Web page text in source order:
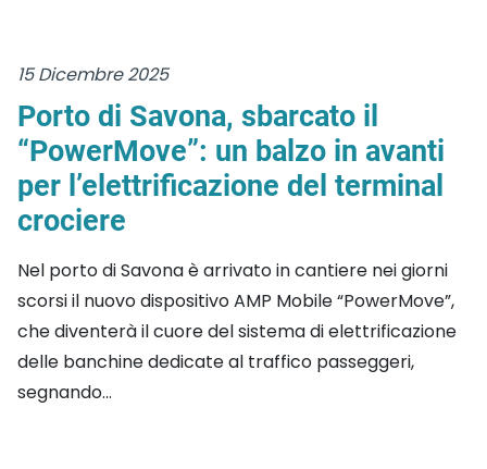
15 Dicembre 2025
Porto di Savona, sbarcato il
“PowerMove”: un balzo in avanti
per l’elettrificazione del terminal
crociere
Nel porto di Savona è arrivato in cantiere nei giorni
scorsi il nuovo dispositivo AMP Mobile “PowerMove”,
che diventerà il cuore del sistema di elettrificazione
delle banchine dedicate al traffico passeggeri,
segnando...